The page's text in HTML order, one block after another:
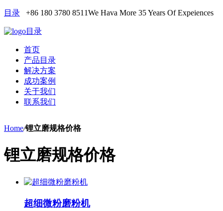
目录 +86 180 3780 8511We Hava More 35 Years Of Expeiences
目录
首页
产品目录
解决方案
成功案例
关于我们
联系我们
Home/锂立磨规格价格
锂立磨规格价格
超细微粉磨粉机